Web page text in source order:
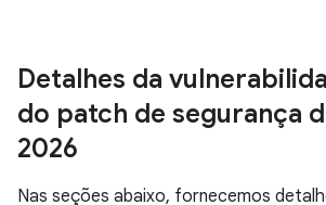
Detalhes da
do patch de segurança
2026
Nas seções abaixo, fornecemos